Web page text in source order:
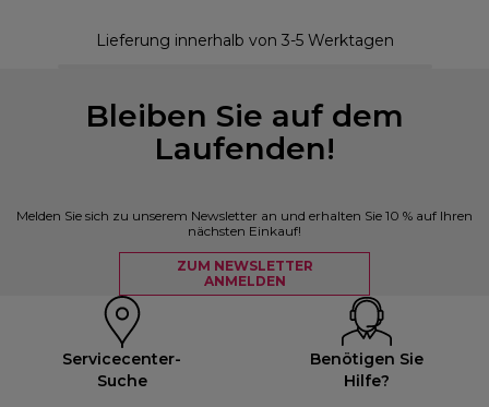
Lieferung innerhalb von 3-5 Werktagen
Bleiben Sie auf dem
Laufenden!
Melden Sie sich zu unserem Newsletter an und erhalten Sie 10 % auf Ihren
nächsten Einkauf!
ZUM NEWSLETTER
ANMELDEN
Servicecenter-
Suche
Benötigen Sie
Hilfe?